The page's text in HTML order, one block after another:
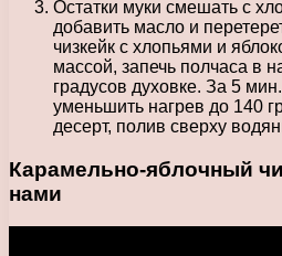
Остатки муки смешать с
добавить масло и
чизкейк с хлопьями и
массой, запечь полчаса в
градусов духовке. За 5
уменьшить нагрев до 140
десерт, полив сверху
Карамельно-яблочный
нами